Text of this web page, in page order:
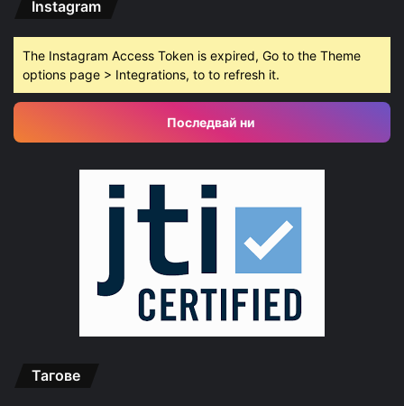
Instagram
The Instagram Access Token is expired, Go to the Theme
options page > Integrations, to to refresh it.
Последвай ни
Тагове